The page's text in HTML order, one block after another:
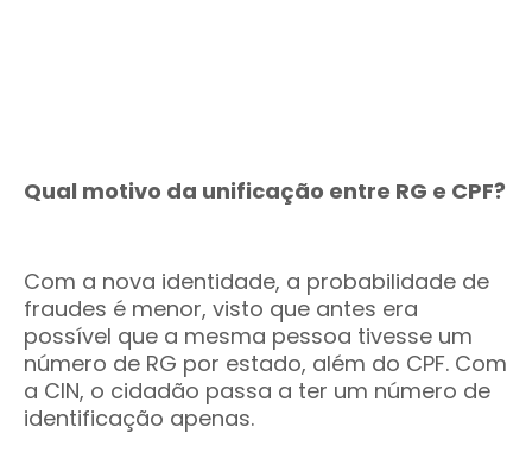
Qual motivo da unificação entre RG e CPF?
Com a nova identidade, a probabilidade de
fraudes é menor, visto que antes era
possível que a mesma pessoa tivesse um
número de RG por estado, além do CPF. Com
a CIN, o cidadão passa a ter um número de
identificação apenas.